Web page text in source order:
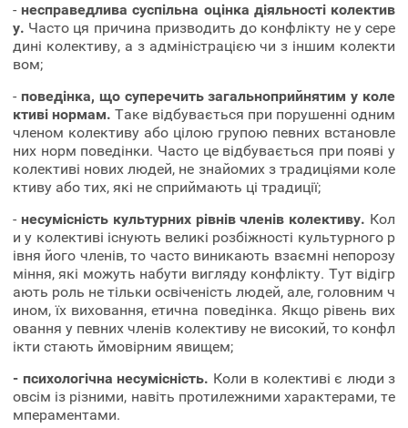
- несправедлива суспільна оцінка діяльності колектив
у. Часто ця причина призводить до конфлікту не у сере
дині колективу, а з адміністрацією чи з іншим колекти
вом;
- поведінка, що суперечить загальноприйнятим у коле
ктиві нормам. Таке відбувається при порушенні одним
членом колективу або цілою групою певних встановле
них норм поведінки. Часто це відбувається при появі у
колективі нових людей, не знайомих з традиціями коле
ктиву або тих, які не сприймають ці традиції;
- несумісність культурних рівнів членів колективу. Кол
и у колективі існують великі розбіжності культурного р
івня його членів, то часто виникають взаємні непорозу
міння, які можуть набути вигляду конфлікту. Тут відігр
ають роль не тільки освіченість людей, але, головним ч
ином, їх виховання, етична поведінка. Якщо рівень вих
овання у певних членів колективу не високий, то конфл
ікти стають ймовірним явищем;
- психологічна несумісність. Коли в колективі є люди з
овсім із різними, навіть протилежними характерами, те
мпераментами.